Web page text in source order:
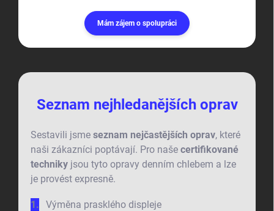
Mám zájem o spolupráci
Seznam nejhledanějších oprav
Sestavili jsme seznam nejčastějších oprav, které
naši zákazníci poptávají. Pro naše certifikované
techniky jsou tyto opravy denním chlebem a lze
je provést expresně.
Výměna prasklého displeje